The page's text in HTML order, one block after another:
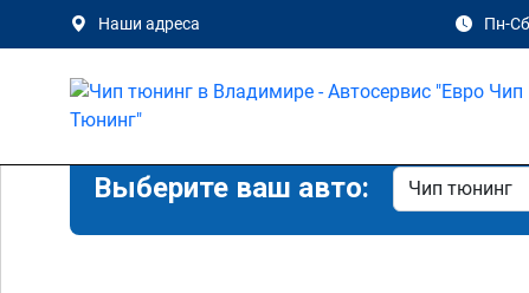
Наши адреса Пн-
Выберите ваш авто: